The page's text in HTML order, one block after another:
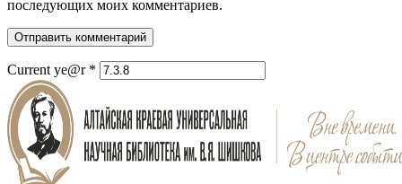
последующих моих комментариев.
Отправить комментарий
Current ye@r *